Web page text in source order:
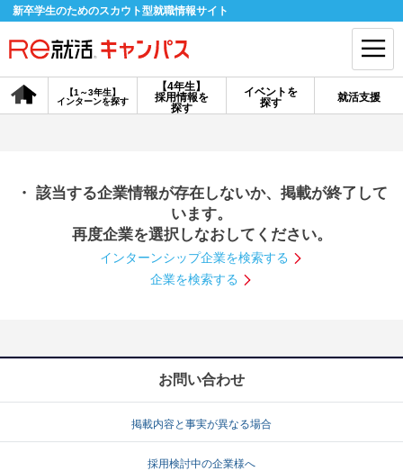
新卒学生のためのスカウト型就職情報サイト
【4年生】
採用情報を
探す
【1～3年生】
インターンを探す
イベントを
探す
就活支援
会員登録 ログイン
探す
【4年生】
説明会を探す
インターンを探す
就活ノウハウ・サポート
就活ノウハウが満載！ お役立ち記事・相談室など
・ 該当する企業情報が存在しないか、掲載が終了して
います。
再度企業を選択しなおしてください。
インターンシップ企業を検索する
企業を検索する
お問い合わせ
掲載内容と事実が異なる場合
採用検討中の企業様へ